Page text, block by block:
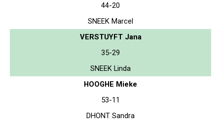
44-20
SNEEK Marcel
VERSTUYFT Jana
35-29
SNEEK Linda
HOOGHE Mieke
53-11
DHONT Sandra